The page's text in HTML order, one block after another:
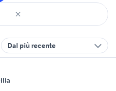
Dal più recente